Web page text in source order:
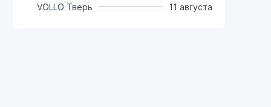
VOLLO Тверь
11 августа